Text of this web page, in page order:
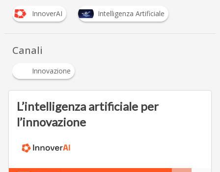
InnoverAI Intelligenza Artificiale
Canali
Innovazione
L’intelligenza artificiale per
l’innovazione